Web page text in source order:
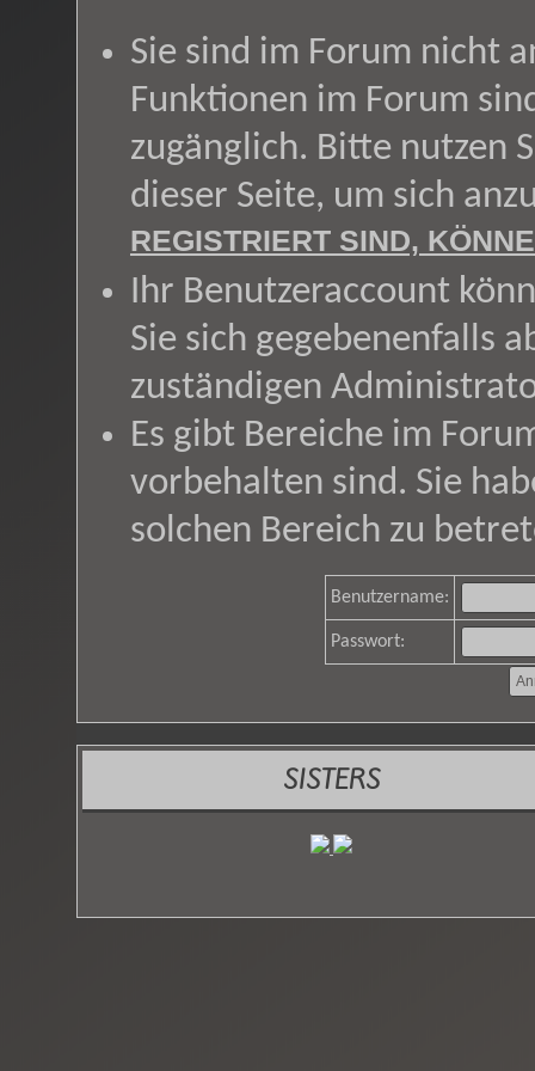
Sie sind im Forum nicht
Funktionen im Forum
zugänglich. Bitte nutzen
dieser Seite, um sich
REGISTRIERT SIND,
Ihr Benutzeraccount
Sie sich gegebenenfalls
zuständigen
Es gibt Bereiche im
vorbehalten sind. Sie
solchen Bereich zu
Benutzername:
Passwort:
SISTERS